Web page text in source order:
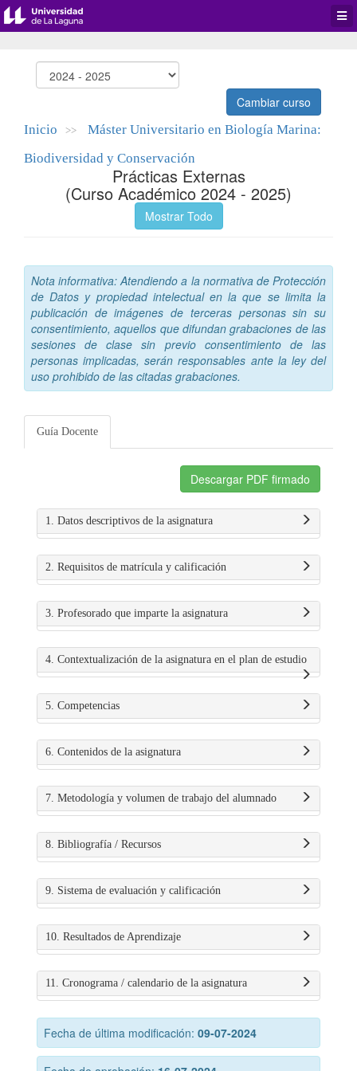
Cambiar curso
Inicio >>
Máster Universitario en Biología Marina:
Biodiversidad y Conservación
Prácticas Externas
(Curso Académico 2024 - 2025)
Mostrar Todo
Nota informativa: Atendiendo a la normativa de Protección
de Datos y propiedad intelectual en la que se limita la
publicación de imágenes de terceras personas sin su
consentimiento, aquellos que difundan grabaciones de las
sesiones de clase sin previo consentimiento de las
personas implicadas, serán responsables ante la ley del
uso prohibido de las citadas grabaciones.
Guía Docente
Descargar PDF firmado
1. Datos descriptivos de la asignatura
2. Requisitos de matrícula y calificación
3. Profesorado que imparte la asignatura
4. Contextualización de la asignatura en el plan de estudio
5. Competencias
6. Contenidos de la asignatura
7. Metodología y volumen de trabajo del alumnado
8. Bibliografía / Recursos
9. Sistema de evaluación y calificación
10. Resultados de Aprendizaje
11. Cronograma / calendario de la asignatura
Fecha de última modificación: 09-07-2024